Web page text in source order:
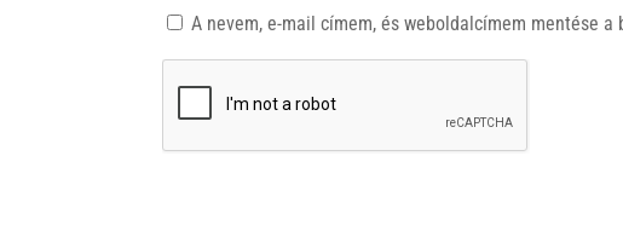
A nevem, e-mail címem, és weboldalcímem mentése